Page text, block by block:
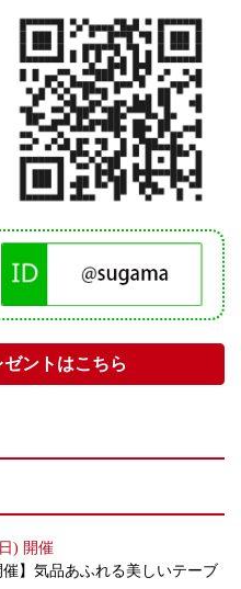
ントはこちら
) 開催
催】気品あふれる美しいテーブ